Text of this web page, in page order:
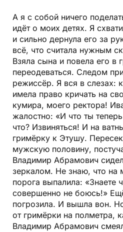
А я с собой ничего
идёт о моих детях. Я
и сильно дернула его за
всё, что считала нужным
Взяла сына и повела его в
переодеваться. Следом
режиссёр. Я вся в слезах:
имела право кричать на
кумира, моего ректора!
жалостно: «И что ты
что? Извиняться! И на
гримёрку к Этушу.
мужскую половину,
Владимир Абрамович
зеркалом. Не знаю, что на
порога выпалила: «Знаете
совершенно не боюсь!»
погрозила. И вышла вон.
от гримёрки на полметра,
Владимир Абрамович